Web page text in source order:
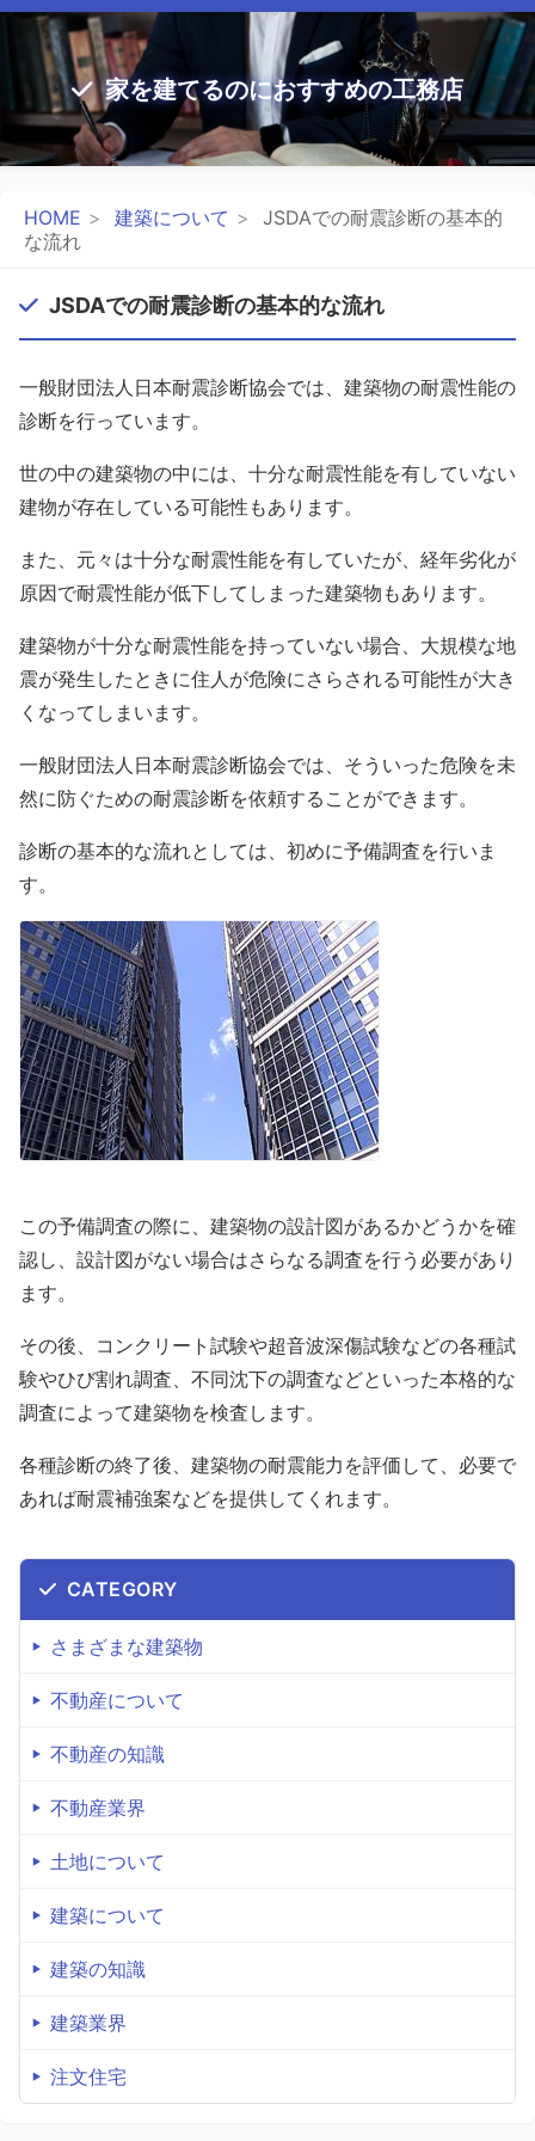
家を建てるのにおすすめの工務店
HOME 建築について
JSDAでの耐震診断の基本的
な流れ
JSDAでの耐震診断の基本的な流れ
一般財団法人日本耐震診断協会では、建築物の耐震性能の
診断を行っています。
世の中の建築物の中には、十分な耐震性能を有していない
建物が存在している可能性もあります。
また、元々は十分な耐震性能を有していたが、経年劣化が
原因で耐震性能が低下してしまった建築物もあります。
建築物が十分な耐震性能を持っていない場合、大規模な地
震が発生したときに住人が危険にさらされる可能性が大き
くなってしまいます。
一般財団法人日本耐震診断協会では、そういった危険を未
然に防ぐための耐震診断を依頼することができます。
診断の基本的な流れとしては、初めに予備調査を行いま
す。
この予備調査の際に、建築物の設計図があるかどうかを確
認し、設計図がない場合はさらなる調査を行う必要があり
ます。
その後、コンクリート試験や超音波深傷試験などの各種試
験やひび割れ調査、不同沈下の調査などといった本格的な
調査によって建築物を検査します。
各種診断の終了後、建築物の耐震能力を評価して、必要で
あれば耐震補強案などを提供してくれます。
CATEGORY
さまざまな建築物
不動産について
不動産の知識
不動産業界
土地について
建築について
建築の知識
建築業界
注文住宅